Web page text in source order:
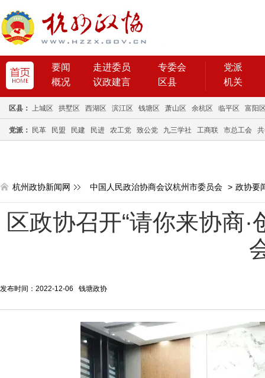
要闻 走进委员
专委会
概况
议政建言 区县
党派
机关
区县： 上城区 拱墅区 西湖区 滨江区 钱塘区 萧山区 余杭区 临平区 富阳
党派： 民革 民盟 民建 民进 农工党 致公党 九三学社 工商联 市总工会
杭州政协新闻网 中国人民政治协商会议杭州市委员会 > 政协要
区政协召开“请你来协商
发布时间：2022-12-06 钱塘政协